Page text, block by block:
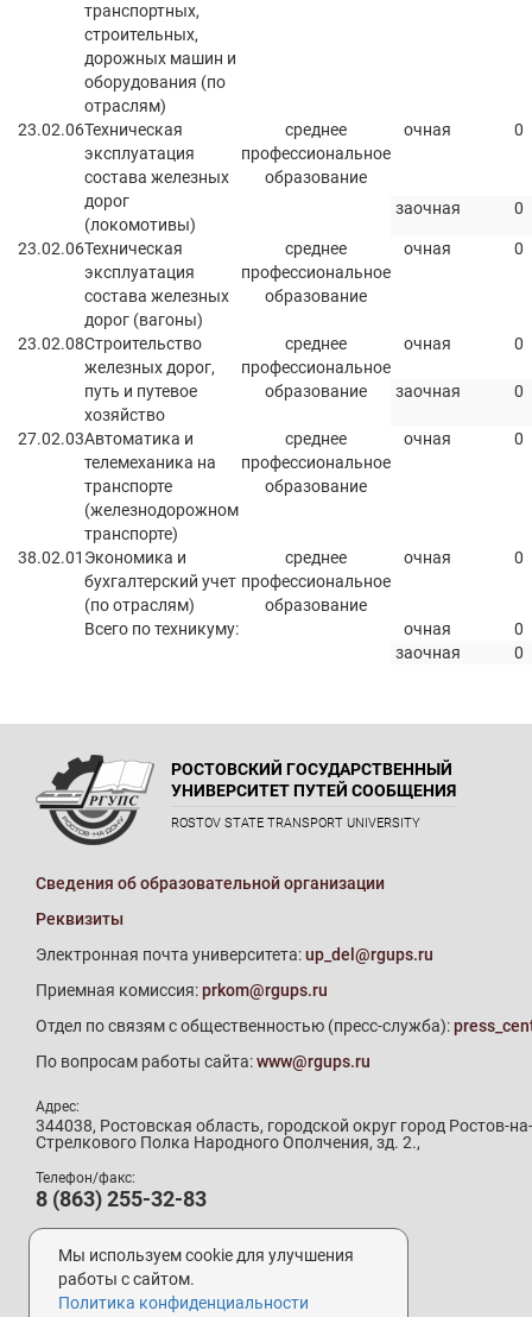
транспортных,
строительных,
дорожных машин и
оборудования (по
отраслям)
23.02.06Техническая
эксплуатация
состава железных
дорог
(локомотивы)
среднее
профессиональное
образование
очная 0
заочная 0
23.02.06Техническая
эксплуатация
состава железных
дорог (вагоны)
среднее
профессиональное
образование
очная 0
23.02.08Строительство
железных дорог,
путь и путевое
хозяйство
среднее
профессиональное
образование
очная 0
заочная 0
27.02.03Автоматика и
телемеханика на
транспорте
(железнодорожном
транспорте)
среднее
профессиональное
образование
очная 0
38.02.01 Экономика и
бухгалтерский учет
(по отраслям)
среднее
профессиональное
образование
очная 0
Всего по техникуму: очная
0
заочная
0
РОСТОВСКИЙ ГОСУДАРСТВЕННЫЙ
УНИВЕРСИТЕТ ПУТЕЙ СООБЩЕНИЯ
ROSTOV STATE TRANSPORT UNIVERSITY
Сведения об образовательной организации
Реквизиты
Электронная почта университета:up_del@rgups.ru
Приемная комиссия:prkom@rgups.ru
Отдел по связям с общественностью (пресс-служба):
По вопросам работы сайта:www@rgups.ru
Адрес:
344038, Ростовская область, городской округ город Ростов-
Стрелкового Полка Народного Ополчения, зд. 2.,
Телефон/факс:
8 (863) 255-32-83
Телефон приемной комиссии:
8 (800) 707-19-29
8 (863) 272-64-88
Мы используем cookie для улучшения
работы с сайтом.
Политика конфиденциальности